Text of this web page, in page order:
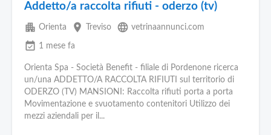
Addetto/a raccolta rifiuti - oderzo (tv)
apartment Orienta place Treviso language vetrinaannunci.com
event_available 1 mese fa
Orienta Spa - Società Benefit - filiale di Pordenone ricerca
un/una ADDETTO/A RACCOLTA RIFIUTI sul territorio di
ODERZO (TV) MANSIONI: Raccolta rifiuti porta a porta
Movimentazione e svuotamento contenitori Utilizzo dei
mezzi aziendali per il...